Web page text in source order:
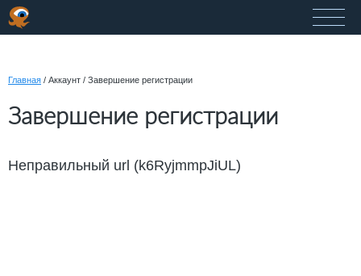
Главная / Аккаунт / Завершение регистрации
Завершение регистрации
Неправильный url (k6RyjmmpJiUL)